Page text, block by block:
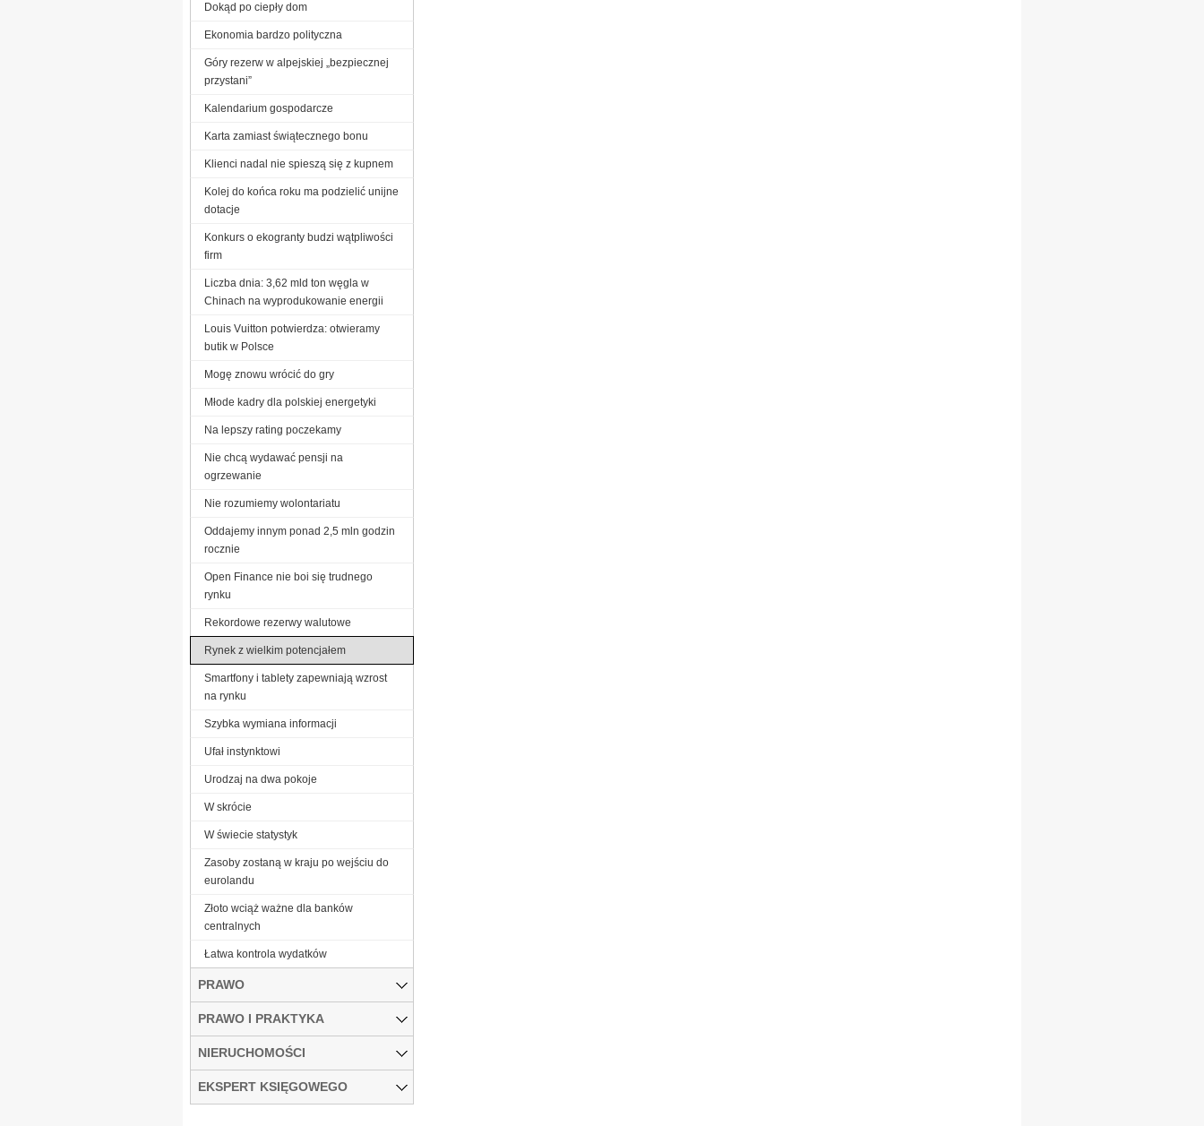
Dokąd po ciepły dom
Ekonomia bardzo polityczna
Góry rezerw w alpejskiej „bezpiecznej
przystani”
Kalendarium gospodarcze
Karta zamiast świątecznego bonu
Klienci nadal nie spieszą się z kupnem
Kolej do końca roku ma podzielić unijne
dotacje
Konkurs o ekogranty budzi wątpliwości
firm
Liczba dnia: 3,62 mld ton węgla w
Chinach na wyprodukowanie energii
Louis Vuitton potwierdza: otwieramy
butik w Polsce
Mogę znowu wrócić do gry
Młode kadry dla polskiej energetyki
Na lepszy rating poczekamy
Nie chcą wydawać pensji na
ogrzewanie
Nie rozumiemy wolontariatu
Oddajemy innym ponad 2,5 mln godzin
rocznie
Open Finance nie boi się trudnego
rynku
Rekordowe rezerwy walutowe
Rynek z wielkim potencjałem
Smartfony i tablety zapewniają wzrost
na rynku
Szybka wymiana informacji
Ufał instynktowi
Urodzaj na dwa pokoje
W skrócie
W świecie statystyk
Zasoby zostaną w kraju po wejściu do
eurolandu
Złoto wciąż ważne dla banków
centralnych
Łatwa kontrola wydatków
PRAWO
PRAWO I PRAKTYKA
NIERUCHOMOŚCI
EKSPERT KSIĘGOWEGO